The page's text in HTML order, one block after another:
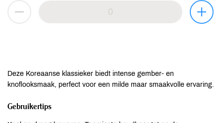
Deze Koreaanse klassieker biedt intense gember- en
knoflooksmaak, perfect voor een milde maar smaakvolle ervaring.
Gebruikertips